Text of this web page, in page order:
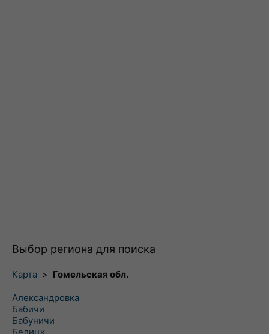
Выбор региона для поиска
Карта > Гомельская обл.
Александровка
Бабичи
Бабуничи